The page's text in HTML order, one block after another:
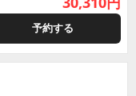
予約する